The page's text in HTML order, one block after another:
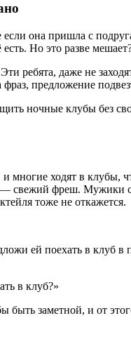
она пришла с
Но это разве
ребята, даже не
фраз, предложение
ночные клубы без
ходят в клубы,
свежий фреш. Мужики
тоже не откажется.
ей поехать в клуб в
в клуб?»
заметной, и от